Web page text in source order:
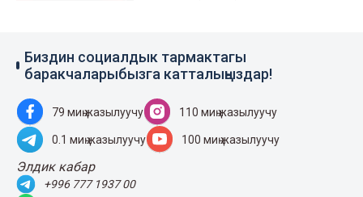
Биздин социалдык тармактагы
баракчаларыбызга катталыңыздар!
79 миң жазылуучу 110 миң жазылуучу
0.1 миң жазылуучу 100 миң жазылуучу
Элдик кабар
+996 777 1937 00